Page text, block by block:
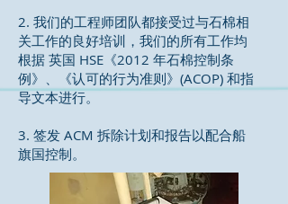
2. 我们的工程师团队都接受过与石棉相
关工作的良好培训，我们的所有工作均
根据 英国 HSE《2012 年石棉控制条
例》、《认可的行为准则》(ACOP) 和指
导文本进行。
3. 签发 ACM 拆除计划和报告以配合船
旗国控制。